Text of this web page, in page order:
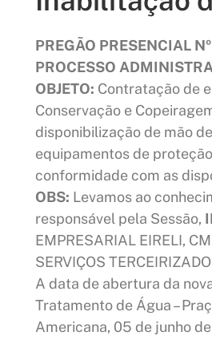
PREGÃO PRESENCIAL
PROCESSO
OBJETO: Contratação de
Conservação e
disponibilização de mão
equipamentos de proteção
conformidade com as
OBS: Levamos ao
responsável pela Sessão,
EMPRESARIAL EIRELI,
SERVIÇOS
A data de abertura da
Tratamento de Água –
Americana, 05 de junho